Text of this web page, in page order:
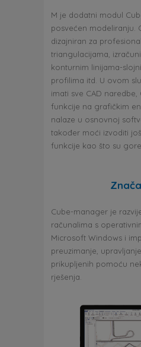
M je dodatni modul
posvećen modeliranju.
dizajniran za
triangulacijama,
konturnim linijama-
profilima itd. U ovom
imati sve CAD naredbe,
funkcije na grafičkim
nalaze u osnovnoj
također moći izvoditi
funkcije kao što su
Cube-manager je
računalima s
Microsoft Windows i
preuzimanje,
prikupljenih pomoću
rješenja.